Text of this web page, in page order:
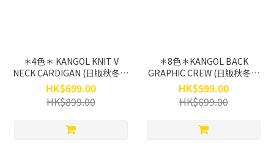
＊4色＊ KANGOL KNIT V
NECK CARDIGAN (日版秋冬針
織系列)
HK$699.00
HK$899.00
＊8色＊KANGOL BACK
GRAPHIC CREW (日版秋冬主
題！)
HK$599.00
HK$699.00